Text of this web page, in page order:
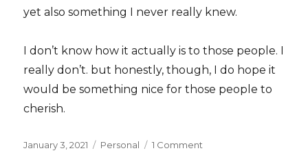
yet also something I never really knew.
I don’t know how it actually is to those people. I
really don’t. but honestly, though, I do hope it
would be something nice for those people to
cherish.
Posted
January 3, 2021 Categories
Personal 1 Comment